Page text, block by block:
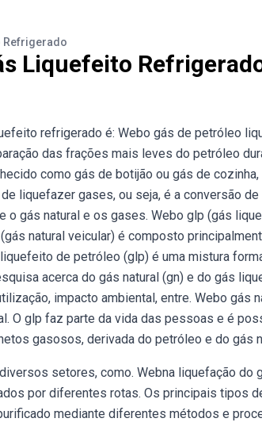
Refrigerado
Liquefeito
refrigerado é: Webo gás de petróleo
das frações mais leves do petróleo
como gás de botijão ou gás de
liquefazer gases, ou seja, é a conversão
o gás natural e os gases. Webo glp (gás
natural veicular) é composto
de petróleo (glp) é uma mistura
acerca do gás natural (gn) e do gás
impacto ambiental, entre. Webo gás
O glp faz parte da vida das pessoas e é
gasosos, derivada do petróleo e do gás
setores, como. Webna liquefação do
por diferentes rotas. Os principais tipos
mediante diferentes métodos e